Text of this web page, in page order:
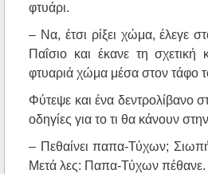
φτυάρι.
– Να, έτσι ρίξει χώμα, έλεγε
Παΐσιο και έκανε τη σχετική
φτυαριά χώμα μέσα στον τάφο
Φύτεψε και ένα δεντρολίβανο
οδηγίες για το τι θα κάνουν
– Πεθαίνει παπα-Τύχων;
Μετά λες: Παπα-Τύχων πέθανε.